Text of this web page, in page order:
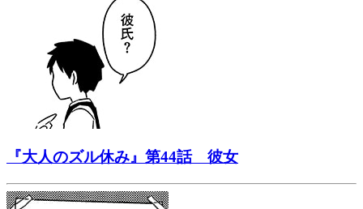
『大人のズル休み』第44話 彼女